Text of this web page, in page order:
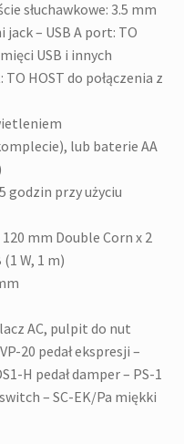
słuchawkowe: 3.5 mm
– USB A port: TO
USB i innych
HOST do połączenia z
lub baterie AA
godzin przy użyciu
120 mm Double Corn x 2
W, 1 m)
AC, pulpit do nut
20 pedał ekspresji –
H pedał damper – PS-1
– SC-EK/Pa miękki